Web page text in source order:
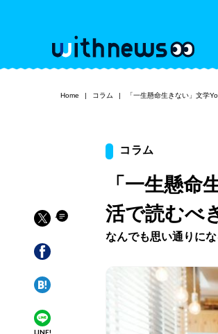
Home コラム 「一生懸命生きない」文学
LINE!
コラム
「一生懸
活で読むべ
なんでも思い通りに